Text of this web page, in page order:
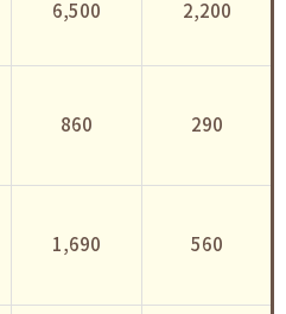
6,500 2,200
860 290
1,690 560